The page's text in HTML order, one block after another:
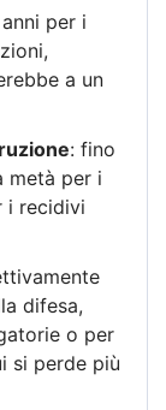
per i
a un
: fino
metà per i
i recidivi
difesa,
o per
si perde più